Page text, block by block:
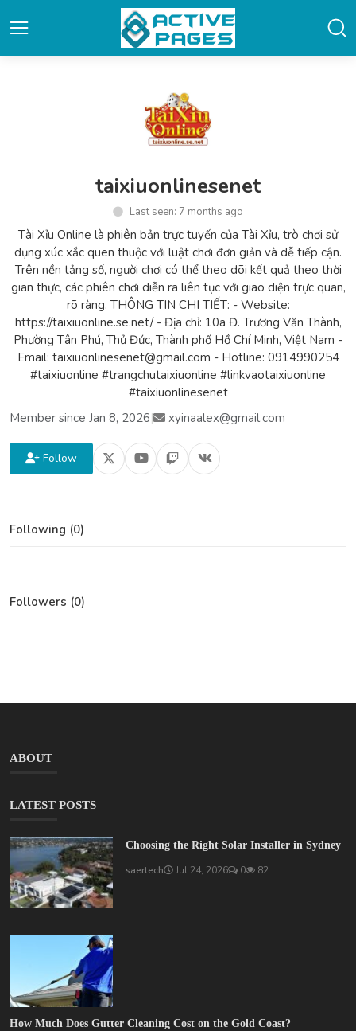
taixiuonlinesenet
Last seen: 7 months ago
Tài Xỉu Online là phiên bản trực tuyến của Tài Xỉu, trò chơi sử
dụng xúc xắc quen thuộc với luật chơi đơn giản và dễ tiếp cận.
Trên nền tảng số, người chơi có thể theo dõi kết quả theo thời
gian thực, các phiên chơi diễn ra liên tục với giao diện trực quan,
rõ ràng. THÔNG TIN CHI TIẾT: - Website:
https://taixiuonline.se.net/ - Địa chỉ: 10a Đ. Trương Văn Thành,
Phường Tân Phú, Thủ Đức, Thành phố Hồ Chí Minh, Việt Nam -
Email: taixiuonlinesenet@gmail.com - Hotline: 0914990254
#taixiuonline #trangchutaixiuonline #linkvaotaixiuonline
#taixiuonlinesenet
Member since Jan 8, 2026| xyinaalex@gmail.com
Follow
Following (0)
Followers (0)
ABOUT
LATEST POSTS
Choosing the Right Solar Installer in Sydney
saertech Jul 24, 2026 0 82
How Much Does Gutter Cleaning Cost on the Gold Coast?